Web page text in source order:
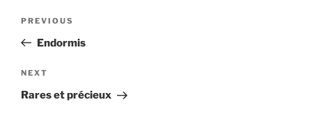
Previous
Post
PREVIOUS
Endormis
Next
Post
NEXT
Rares et précieux